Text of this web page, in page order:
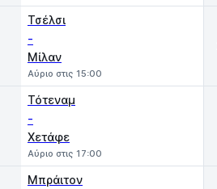
Τσέλσι
-
Μίλαν
Αύριο στις 15:00
Τότεναμ
-
Χετάφε
Αύριο στις 17:00
Μπράιτον